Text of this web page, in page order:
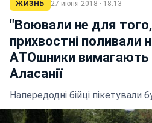
ЖИЗНЬ 27 июня 2018 · 18:13
"Воювали не для того,
прихвостні поливали
АТОшники вимагають
Аласанії
Напередодні бійці пікетували